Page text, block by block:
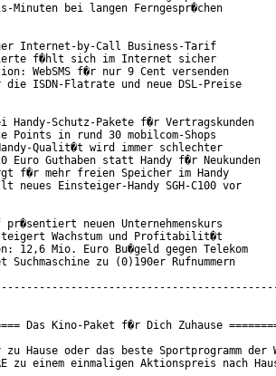
Minuten bei langen Ferngespr�chen
Internet-by-Call Business-Tarif
f�hlt sich im Internet sicher
WebSMS f�r nur 9 Cent versenden
die ISDN-Flatrate und neue DSL-Preise
Handy-Schutz-Pakete f�r Vertragskunden
Points in rund 30 mobilcom-Shops
Qualit�t wird immer schlechter
Euro Guthaben statt Handy f�r Neukunden
f�r mehr freien Speicher im Handy
neues Einsteiger-Handy SGH-C100 vor
pr�sentiert neuen Unternehmenskurs
Wachstum und Profitabilit�t
12,6 Mio. Euro Bu�geld gegen Telekom
Suchmaschine zu (0)190er Rufnummern
Das Kino-Paket f�r Dich Zuhause
Hause oder das beste Sportprogramm der
zu einem einmaligen Aktionspreis nach